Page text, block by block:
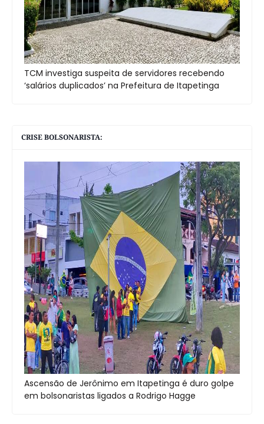
TCM investiga suspeita de servidores recebendo
‘salários duplicados’ na Prefeitura de Itapetinga
CRISE BOLSONARISTA:
Ascensão de Jerônimo em Itapetinga é duro golpe
em bolsonaristas ligados a Rodrigo Hagge